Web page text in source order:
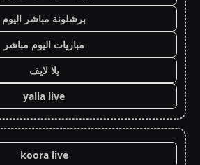
برشلونة مباشر اليوم
مباريات اليوم مباشر
يلا لايف
yalla live
koora live